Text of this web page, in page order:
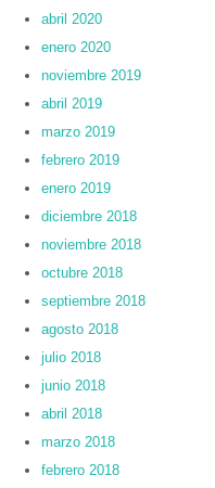
abril 2020
enero 2020
noviembre 2019
abril 2019
marzo 2019
febrero 2019
enero 2019
diciembre 2018
noviembre 2018
octubre 2018
septiembre 2018
agosto 2018
julio 2018
junio 2018
abril 2018
marzo 2018
febrero 2018